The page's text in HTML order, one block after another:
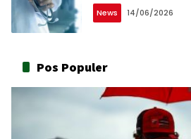
News 14/06/2026
Pos Populer